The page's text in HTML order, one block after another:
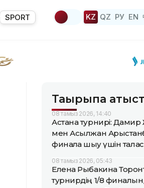
SPORT KZ QZ РУ EN
Тақырыпқа
08 тамыз 2026, 14:40
Астана турнирі: Дамир
мен Асылжан
финалға шығу үшін
08 тамыз 2026, 05:43
Елена Рыбакина
турнирдің 1/8